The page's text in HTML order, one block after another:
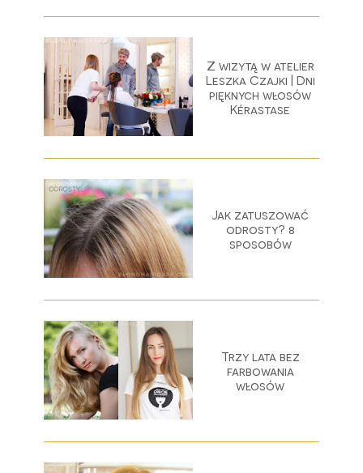
Z wizytą w atelier
Leszka Czajki | Dni
pięknych włosów
Kérastase
Jak zatuszować
odrosty? 8
sposobów
Trzy lata bez
farbowania
włosów